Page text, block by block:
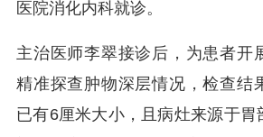
医院消化内科就诊。
主治医师李翠接诊后，为患者开
精准探查肿物深层情况，检查结
已有6厘米大小，且病灶来源于胃